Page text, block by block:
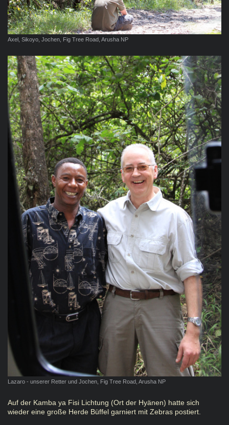
Axel, Sikoyo, Jochen, Fig Tree Road, Arusha NP
Lazaro - unserer Retter und Jochen, Fig Tree Road, Arusha NP
Auf der Kamba ya Fisi Lichtung (Ort der Hyänen) hatte sich
wieder eine große Herde Büffel garniert mit Zebras postiert.